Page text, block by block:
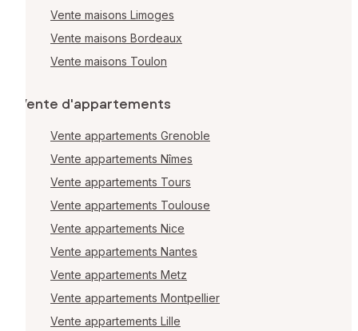
Vente maisons Limoges
Vente maisons Bordeaux
Vente maisons Toulon
Vente d'appartements
Vente appartements Grenoble
Vente appartements Nîmes
Vente appartements Tours
Vente appartements Toulouse
Vente appartements Nice
Vente appartements Nantes
Vente appartements Metz
Vente appartements Montpellier
Vente appartements Lille